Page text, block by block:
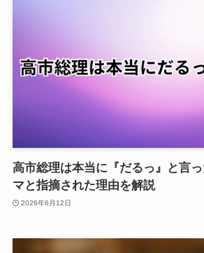
高市総理は本当に『だるっ』と言
マと指摘された理由を解説
2026年6月12日